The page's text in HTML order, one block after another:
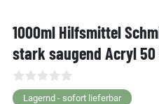
1000ml Hilfsmittel
stark saugend Acryl 50
Lagernd - sofort lieferbar